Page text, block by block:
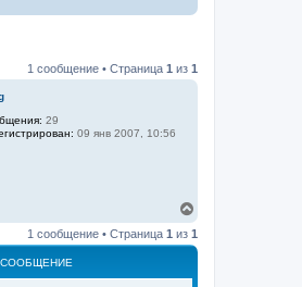
1 сообщение • Страница 1 из 1
29
09 янв 2007, 10:56
р
н
1 сообщение • Страница 1 из 1